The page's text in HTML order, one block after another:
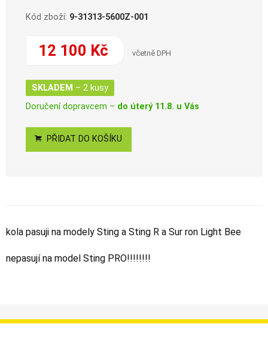
Kód zboží: 9-31313-5600Z-001
12 100 Kč včetně DPH
SKLADEM – 2 kusy
Doručení dopravcem – do úterý 11.8. u Vás
PŘIDAT DO KOŠÍKU
kola pasuji na modely Sting a Sting R a Sur ron Light Bee
nepasují na model Sting PRO!!!!!!!!
Informace
Můj účet